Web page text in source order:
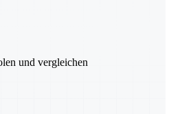
und vergleichen